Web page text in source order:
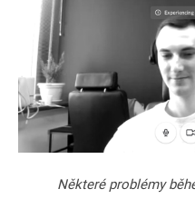
Některé problémy